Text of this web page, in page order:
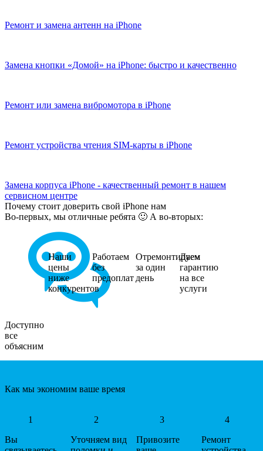
Ремонт и замена антенн на iPhone
Замена кнопки «Домой» на iPhone: быстро и качественно
Ремонт или замена вибромотора в iPhone
Ремонт устройства чтения SIM-карты в iPhone
Замена корпуса iPhone - качественный ремонт в нашем
сервисном центре
Почему стоит доверить свой iPhone нам
Во-первых, мы отличные ребята 🙂 А во-вторых:
Доступно
все
объясним
Наши
цены
ниже
конкурентов
Работаем
без
предоплат
Отремонтируем
за один
день
Даем
гарантию
на все
услуги
Как мы экономим ваше время
1
Вы
2
Уточняем вид
3
Привозите
4
Ремонт